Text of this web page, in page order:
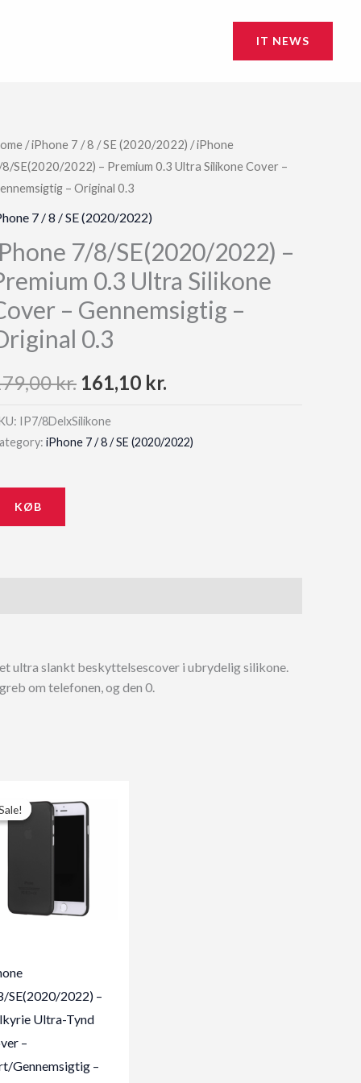
IT NEWS
/iPhone 7 / 8 / SE (2020/2022) / iPhone
SE(2020/2022) – Premium 0.3 Ultra Silikone Cover –
– Original 0.3
7 / 8 / SE (2020/2022)
7/8/SE(2020/2022) –
0.3 Ultra Silikone
– Gennemsigtig –
0.3
kr. Original
price
was:
161,10 kr.
is:
IP7/8DelxSilikone
iPhone 7 / 8 / SE (2020/2022)
KØB
ultra slankt beskyttelsescover i ubrydelig silikone.
om telefonen, og den 0.
SE(2020/2022) –
Ultra-Tynd
–
Gennemsigtig –